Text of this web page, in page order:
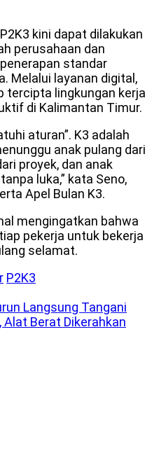
kini dapat dilakukan
perusahaan dan
standar
Melalui layanan digital,
tercipta lingkungan kerja
di Kalimantan Timur.
aturan”. K3 adalah
anak pulang dari
proyek, dan anak
luka,” kata Seno,
Apel Bulan K3.
mengingatkan bahwa
pekerja untuk bekerja
selamat.
P2K3
Langsung Tangani
Alat Berat Dikerahkan